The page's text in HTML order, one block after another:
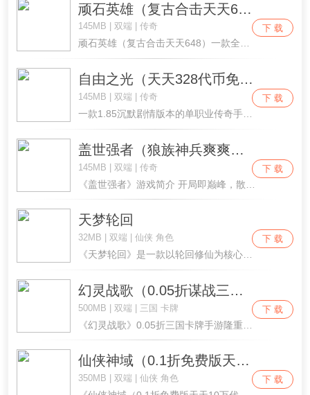
顽石英雄（复古合击天天648）
145MB | 双端 | 传奇
顽石英雄（复古合击天天648）一款全新三职业英雄传奇版本，游戏内永久内置3折福利，主打无脑上手，不玩套路，通关至顶!本服没有硬性消费，小怪也能爆神装，让每一个玩家都有存在感亲民宗旨，精心之作，只为口碑，给广大玩家一个不一样的传奇体验!
下 载
自由之光（天天328代币免费版）
145MB | 双端 | 传奇 下 载
盖世强者（狼族神兵爽爽爆）
145MB | 双端 | 传奇 下 载
天梦轮回
32MB | 双端 | 仙侠 角色 下 载
幻灵战歌（0.05折谋战三国）
500MB | 双端 | 三国 卡牌 下 载
仙侠神域（0.1折免费版天天10万代金）
350MB | 双端 | 仙侠 角色 下 载